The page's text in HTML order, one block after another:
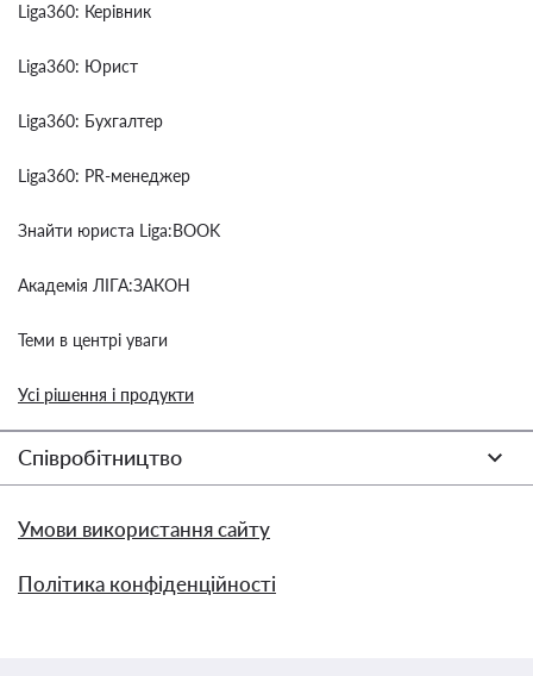
Liga360: Керівник
Liga360: Юрист
Liga360: Бухгалтер
Liga360: PR-менеджер
Знайти юриста Liga:BOOK
Академія ЛІГА:ЗАКОН
Теми в центрі уваги
Усі рішення і продукти
Співробітництво
Умови використання сайту
Політика конфіденційності